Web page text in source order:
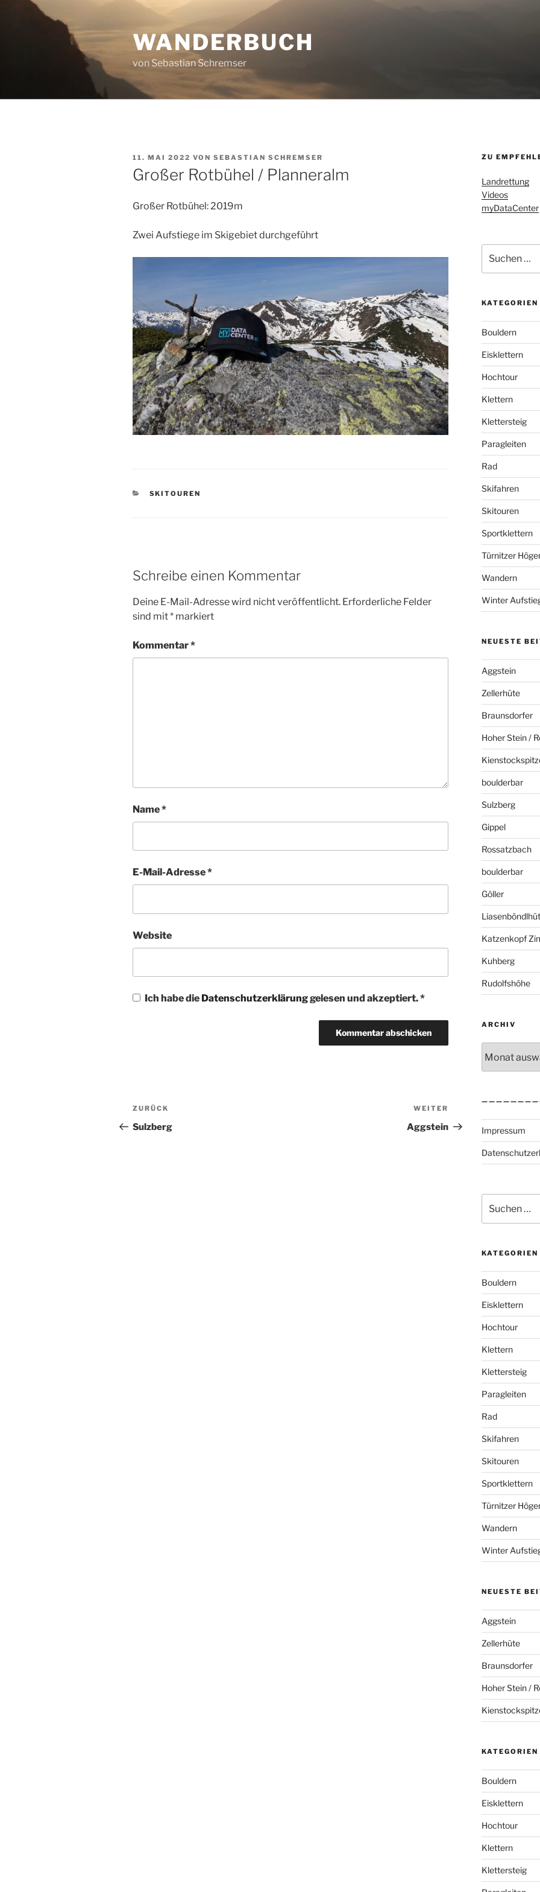
WANDERBUCH
von Sebastian Schremser
VERÖFFENTLICHT
AM
11. MAI 2022 VON SEBASTIAN SCHREMSER
Großer Rotbühel / Planneralm
Großer Rotbühel: 2019m
Zwei Aufstiege im Skigebiet durchgeführt
KATEGORIEN
SKITOUREN
Schreibe einen Kommentar
Deine E-Mail-Adresse wird nicht veröffentlicht. Erforderliche Felder
sind mit* markiert
Kommentar*
Name*
E-Mail-Adresse*
Website
Ich habe die Datenschutzerklärunggelesen und akzeptiert.*
Beitragsnavigation
Vorheriger
Beitrag
ZURÜCK
Sulzberg
Beitrag
WEITER
Aggstein
ZU
Landrettung
Videos
myDataCenter
nach:
KATEGORIEN
Bouldern
Eisklettern
Hochtour
Klettern
Klettersteig
Paragleiten
Rad
Skifahren
Skitouren
Sportklettern
Türnitzer
Wandern
Winter
NEUESTE
Aggstein
Zellerhüte
Braunsdorfer
Hoher Stein /
boulderbar
Sulzberg
Gippel
Rossatzbach
boulderbar
Göller
Katzenkopf
Kuhberg
Rudolfshöhe
ARCHIV
Impressum
nach:
KATEGORIEN
Bouldern
Eisklettern
Hochtour
Klettern
Klettersteig
Paragleiten
Rad
Skifahren
Skitouren
Sportklettern
Türnitzer
Wandern
Winter
NEUESTE
Aggstein
Zellerhüte
Braunsdorfer
Hoher Stein /
KATEGORIEN
Bouldern
Eisklettern
Hochtour
Klettern
Klettersteig